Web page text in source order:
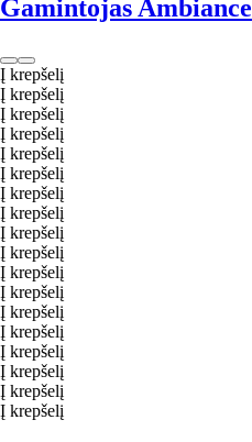
Gamintojas Ambiance
Į krepšelį
Į krepšelį
Į krepšelį
Į krepšelį
Į krepšelį
Į krepšelį
Į krepšelį
Į krepšelį
Į krepšelį
Į krepšelį
Į krepšelį
Į krepšelį
Į krepšelį
Į krepšelį
Į krepšelį
Į krepšelį
Į krepšelį
Į krepšelį